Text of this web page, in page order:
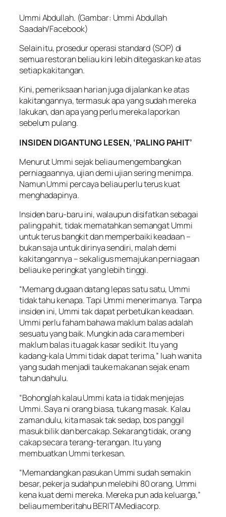
Ummi Abdullah. (Gambar: Ummi Abdullah
Saadah/Facebook)
Selain itu, prosedur operasi standard (SOP) di
semua restoran beliau kini lebih ditegaskan ke atas
setiap kakitangan.
Kini, pemeriksaan harian juga dijalankan ke atas
kakitangannya, termasuk apa yang sudah mereka
lakukan, dan apa yang perlu mereka laporkan
sebelum pulang.
INSIDEN DIGANTUNG LESEN, ‘PALING PAHIT’
Menurut Ummi sejak beliau mengembangkan
perniagaannya, ujian demi ujian sering menimpa.
Namun Ummi percaya beliau perlu terus kuat
menghadapinya.
Insiden baru-baru ini, walaupun disifatkan sebagai
paling pahit, tidak mematahkan semangat Ummi
untuk terus bangkit dan memperbaiki keadaan –
bukan saja untuk dirinya sendiri, malah demi
kakitangannya – sekaligus memajukan perniagaan
beliau ke peringkat yang lebih tinggi.
“Memang dugaan datang lepas satu satu, Ummi
tidak tahu kenapa. Tapi Ummi menerimanya. Tanpa
insiden ini, Ummi tak dapat perbetulkan keadaan.
Ummi perlu faham bahawa maklum balas adalah
sesuatu yang baik. Mungkin ada cara memberi
maklum balas itu agak kasar sedikit. Itu yang
kadang-kala Ummi tidak dapat terima,” luah wanita
yang sudah menjadi tauke makanan sejak enam
tahun dahulu.
“Bohonglah kalau Ummi kata ia tidak menjejas
Ummi. Saya ni orang biasa, tukang masak. Kalau
zaman dulu, kita masak tak sedap, bos panggil
masuk bilik dan bercakap. Sekarang tidak, orang
cakap secara terang-terangan. Itu yang
membuatkan Ummi terkesan.
“Memandangkan pasukan Ummi sudah semakin
besar, pekerja sudahpun melebihi 80 orang, Ummi
kena kuat demi mereka. Mereka pun ada keluarga,”
beliau memberitahu BERITAMediacorp.